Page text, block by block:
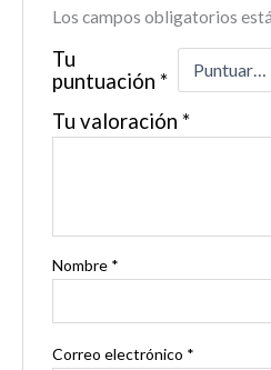
Los campos obligatorios
Tu
puntuación *
Tu valoración *
Nombre *
Correo electrónico *